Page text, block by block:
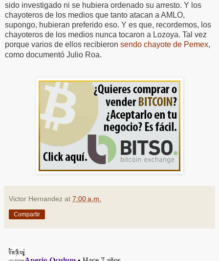
sido investigado ni se hubiera ordenado su arresto. Y los
chayoteros de los medios que tanto atacan a AMLO,
supongo, hubieran preferido eso. Y es que, recordemos, los
chayoteros de los medios nunca tocaron a Lozoya. Tal vez
porque varios de ellos recibieron sendo chayote de Pemex,
como documentó Julio Roa.
Victor Hernandez at 7:00 a.m.
Compartir